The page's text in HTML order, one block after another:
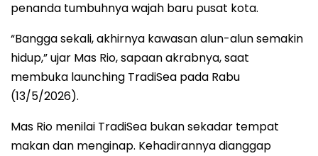
penanda tumbuhnya wajah baru pusat kota.
“Bangga sekali, akhirnya kawasan alun-alun semakin
hidup,” ujar Mas Rio, sapaan akrabnya, saat
membuka launching TradiSea pada Rabu
(13/5/2026).
Mas Rio menilai TradiSea bukan sekadar tempat
makan dan menginap. Kehadirannya dianggap